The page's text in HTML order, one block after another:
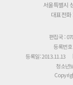
서울특별시
대표전
편집국 :
등록번
등록일: 2013.11.13
청소년